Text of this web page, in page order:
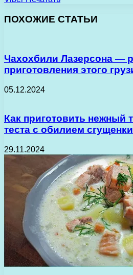
ПОХОЖИЕ СТАТЬИ
Чахохбили Лазерсона —
приготовления этого
05.12.2024
Как приготовить нежный
теста с обилием сгущенки
29.11.2024